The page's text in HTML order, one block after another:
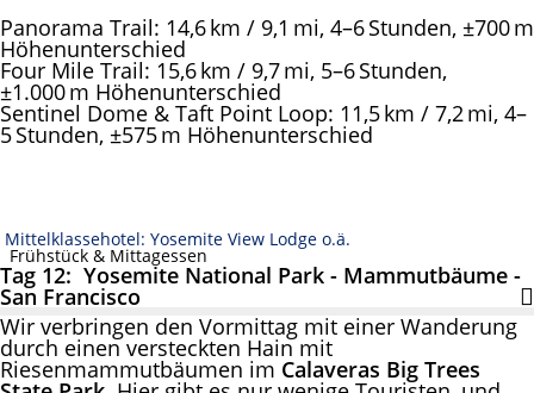
Panorama Trail: 14,6 km / 9,1 mi, 4–6 Stunden, ±700 m
Höhenunterschied
Four Mile Trail: 15,6 km / 9,7 mi, 5–6 Stunden,
±1.000 m Höhenunterschied
Sentinel Dome & Taft Point Loop: 11,5 km / 7,2 mi, 4–
5 Stunden, ±575 m Höhenunterschied
Mittelklassehotel: Yosemite View Lodge o.ä.
Frühstück & Mittagessen
Tag 12: Yosemite National Park - Mammutbäume -
San Francisco
Wir verbringen den Vormittag mit einer Wanderung
durch einen versteckten Hain mit
Riesenmammutbäumen im Calaveras Big Trees